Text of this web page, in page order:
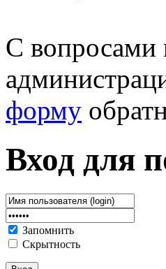
С вопросами
форму
Вход для
Запомнить
Скрытность